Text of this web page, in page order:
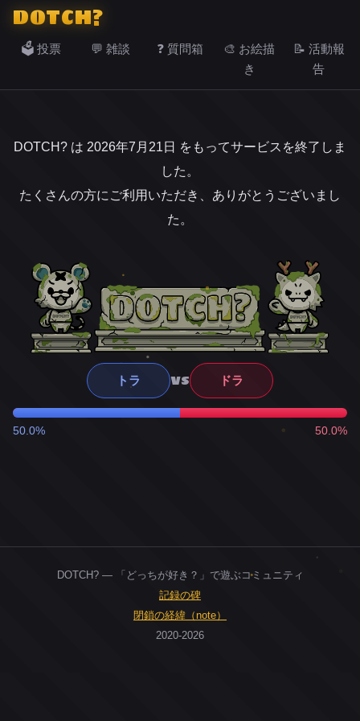
DOTCH?
🗳️ 投票 💬 雑談 ❓ 質問箱
🎨 お絵描
き
📝 活動報
告
DOTCH? は 2026年7月21日 をもってサービスを終了しま
した。
たくさんの方にご利用いただき、ありがとうございまし
た。
トラ VS ドラ
50.0% 50.0%
DOTCH? — 「どっちが好き？」で遊ぶコミュニティ
記録の碑
閉鎖の経緯（note）
2020-2026